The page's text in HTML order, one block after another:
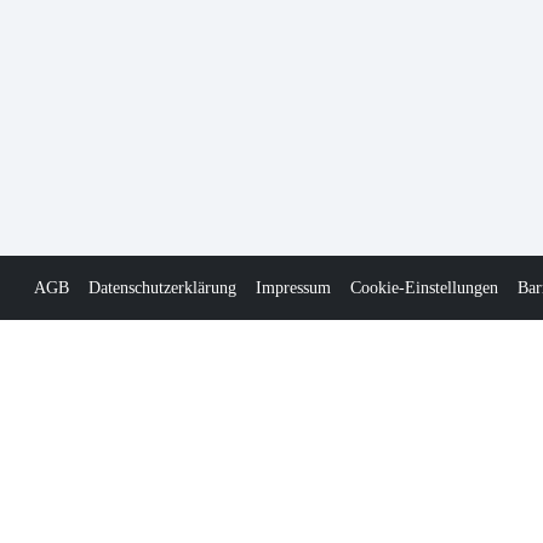
AGB Datenschutzerklärung Impressum Cookie-Einstellungen